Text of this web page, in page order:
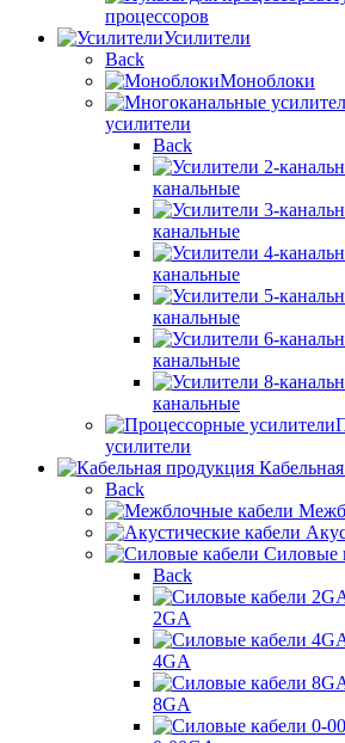
процессоров
Усилители
Back
Моноблоки
усилители
Back
канальные
канальные
канальные
канальные
канальные
канальные
усилители
Back
Силовые
Back
2GA
4GA
8GA